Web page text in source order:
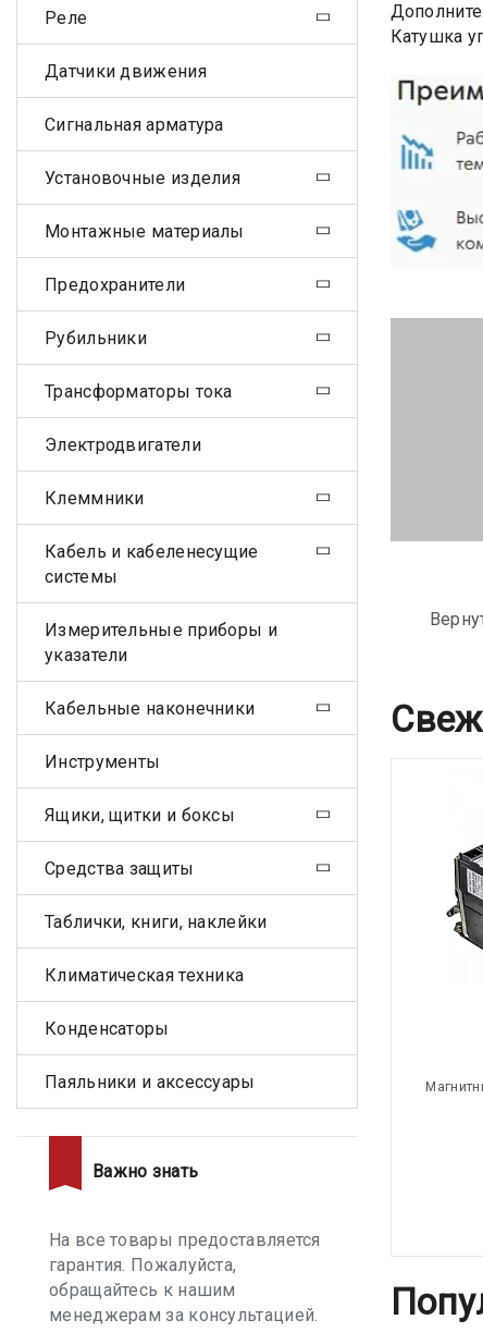
Катушка
Реле
Датчики движения
Сигнальная арматура
Установочные изделия
Монтажные материалы
Предохранители
Рубильники
Трансформаторы тока
Электродвигатели
Клеммники
Кабель и кабеленесущие
системы
Измерительные приборы и
указатели
Кабельные наконечники
Инструменты
Ящики, щитки и боксы
Средства защиты
Таблички, книги, наклейки
Климатическая техника
Конденсаторы
Паяльники и аксессуары
Важно знать
На все товары предоставляется
гарантия. Пожалуйста,
обращайтесь к нашим
менеджерам за консультацией.